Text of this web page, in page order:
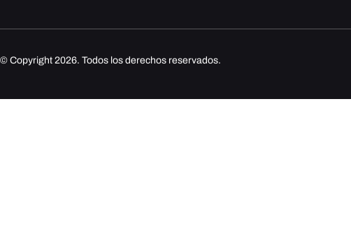
© Copyright 2026. Todos los derechos reservados.